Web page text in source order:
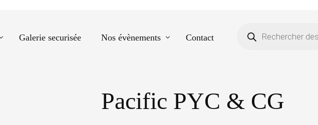
Galerie securisée Nos évènements
Equestre
Contact
Pacific PYC & CG